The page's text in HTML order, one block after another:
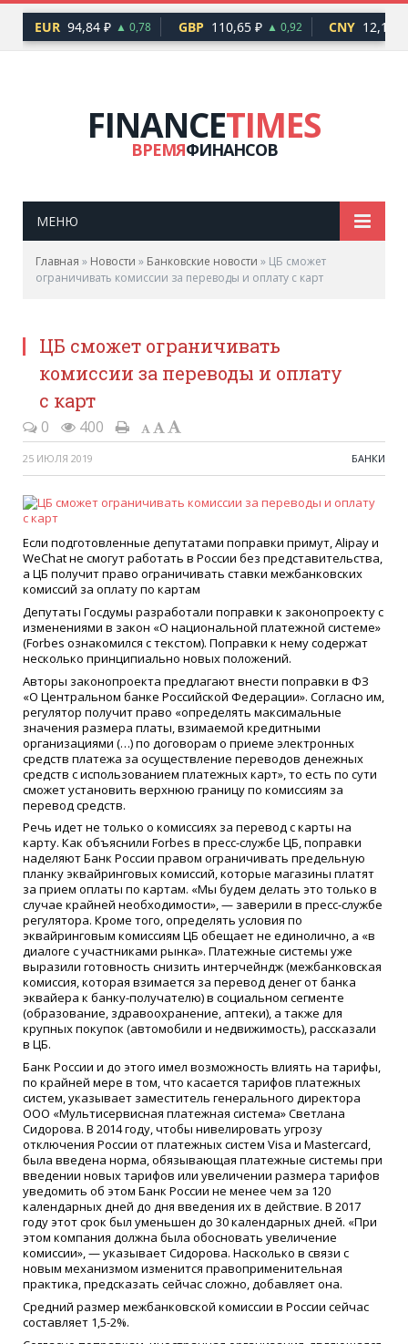
EUR 94,84 ₽ ▲ 0,78 GBP 110,65 ₽ ▲ 0,92 CNY 12,17 ₽
FINANCETIMES
ВРЕМЯФИНАНСОВ
МЕНЮ
Главная » Новости » Банковские новости » ЦБ сможет
ограничивать комиссии за переводы и оплату с карт
ЦБ сможет ограничивать
комиссии за переводы и оплату
с карт
0 400
25 ИЮЛЯ 2019 БАНКИ
Если подготовленные депутатами поправки примут, Alipay и
WeChat не смогут работать в России без представительства,
а ЦБ получит право ограничивать ставки межбанковских
комиссий за оплату по картам
Депутаты Госдумы разработали поправки к законопроекту с
изменениями в закон «О национальной платежной системе»
(Forbes ознакомился с текстом). Поправки к нему содержат
несколько принципиально новых положений.
Авторы законопроекта предлагают внести поправки в ФЗ
«О Центральном банке Российской Федерации». Согласно им,
регулятор получит право «определять максимальные
значения размера платы, взимаемой кредитными
организациями (…) по договорам о приеме электронных
средств платежа за осуществление переводов денежных
средств с использованием платежных карт», то есть по сути
сможет установить верхнюю границу по комиссиям за
перевод средств.
Речь идет не только о комиссиях за перевод с карты на
карту. Как объяснили Forbes в пресс-службе ЦБ, поправки
наделяют Банк России правом ограничивать предельную
планку эквайринговых комиссий, которые магазины платят
за прием оплаты по картам. «Мы будем делать это только в
случае крайней необходимости», — заверили в пресс-службе
регулятора. Кроме того, определять условия по
эквайринговым комиссиям ЦБ обещает не единолично, а «в
диалоге с участниками рынка». Платежные системы уже
выразили готовность снизить интерчейндж (межбанковская
комиссия, которая взимается за перевод денег от банка
эквайера к банку-получателю) в социальном сегменте
(образование, здравоохранение, аптеки), а также для
крупных покупок (автомобили и недвижимость), рассказали
в ЦБ.
Банк России и до этого имел возможность влиять на тарифы,
по крайней мере в том, что касается тарифов платежных
систем, указывает заместитель генерального директора
ООО «Мультисервисная платежная система» Светлана
Сидорова. В 2014 году, чтобы нивелировать угрозу
отключения России от платежных систем Visa и Mastercard,
была введена норма, обязывающая платежные системы при
введении новых тарифов или увеличении размера тарифов
уведомить об этом Банк России не менее чем за 120
календарных дней до дня введения их в действие. В 2017
году этот срок был уменьшен до 30 календарных дней. «При
этом компания должна была обосновать увеличение
комиссии», — указывает Сидорова. Насколько в связи с
новым механизмом изменится правоприменительная
практика, предсказать сейчас сложно, добавляет она.
Средний размер межбанковской комиссии в России сейчас
составляет 1,5-2%.